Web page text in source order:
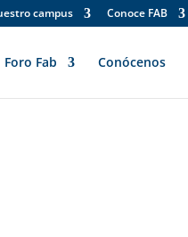
campus Conoce FAB
Foro Fab Conócenos